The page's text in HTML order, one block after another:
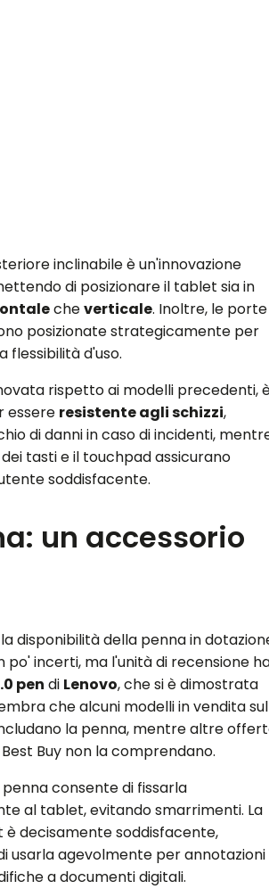
inclinabile è un'innovazione
di posizionare il tablet sia in
cheverticale. Inoltre, le porte
posizionate strategicamente per
flessibilità d'uso.
rispetto ai modelli precedenti,
essere resistente agli schizzi,
di danni in caso di incidenti,
tasti e il touchpad assicurano
soddisfacente.
un accessorio
disponibilità della penna in
po' incerti, ma l'unità di recensione
pen di Lenovo, che si è dimostrata
che alcuni modelli in vendita sul
la penna, mentre altre
Buy non la comprendano.
consente di fissarla
al tablet, evitando smarrimenti. La
è decisamente soddisfacente,
usarla agevolmente per annotazioni
a documenti digitali.